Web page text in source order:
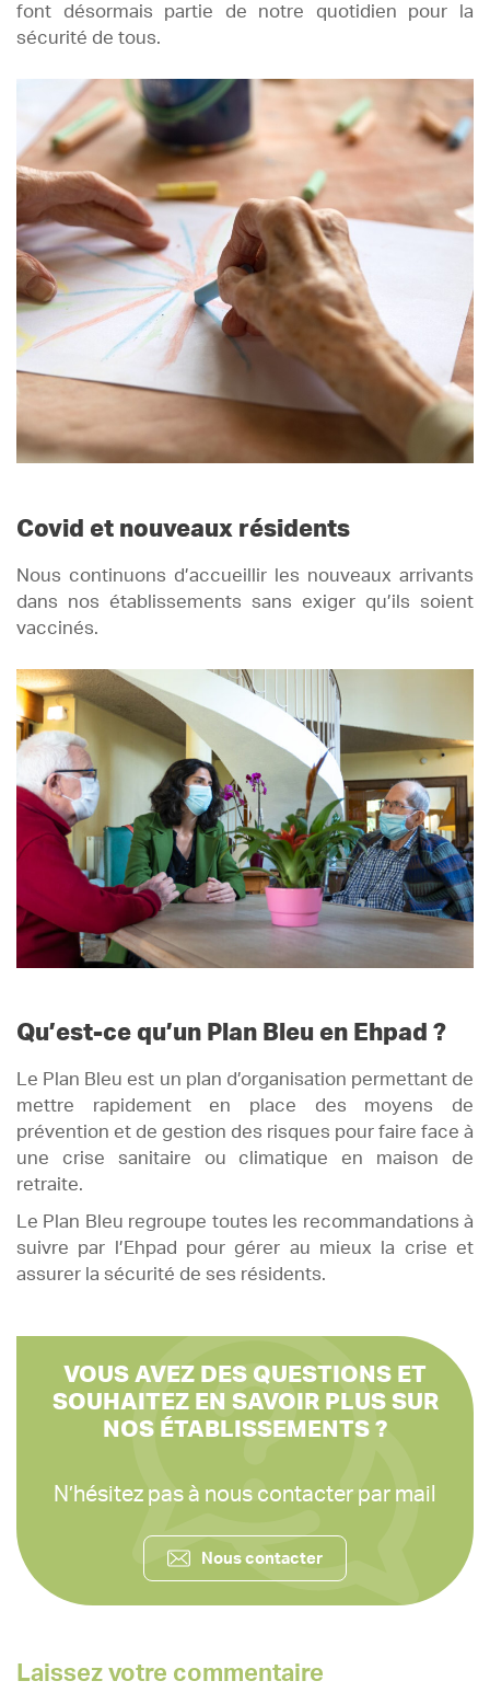
font désormais partie de notre quotidien pour la
sécurité de tous.
Covid et nouveaux résidents
Nous continuons d’accueillir les nouveaux arrivants
dans nos établissements sans exiger qu’ils soient
vaccinés.
Qu’est-ce qu’un Plan Bleu en Ehpad ?
Le Plan Bleu est un plan d’organisation permettant de
mettre rapidement en place des moyens de
prévention et de gestion des risques pour faire face à
une crise sanitaire ou climatique en maison de
retraite.
Le Plan Bleu regroupe toutes les recommandations à
suivre par l’Ehpad pour gérer au mieux la crise et
assurer la sécurité de ses résidents.
VOUS AVEZ DES QUESTIONS ET
SOUHAITEZ EN SAVOIR PLUS SUR
NOS ÉTABLISSEMENTS ?
N’hésitez pas à nous contacter par mail
Nous contacter
Laissez votre commentaire